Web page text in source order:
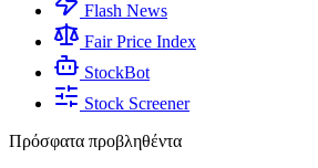
Flash News
Fair Price Index
StockBot
Stock Screener
Πρόσφατα προβληθέντα